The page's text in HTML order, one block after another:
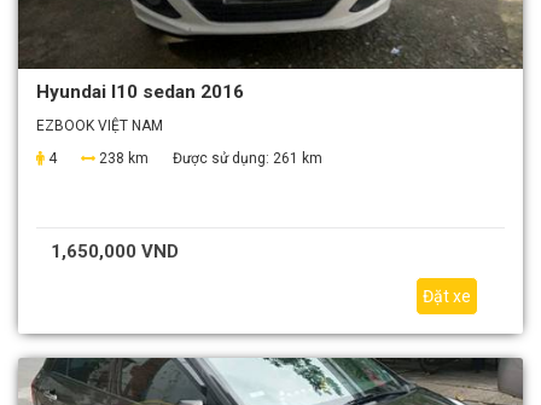
Hyundai I10 sedan 2016
EZBOOK VIỆT NAM
4
238 km Được sử dụng: 261 km
1,650,000 VND
Đặt xe